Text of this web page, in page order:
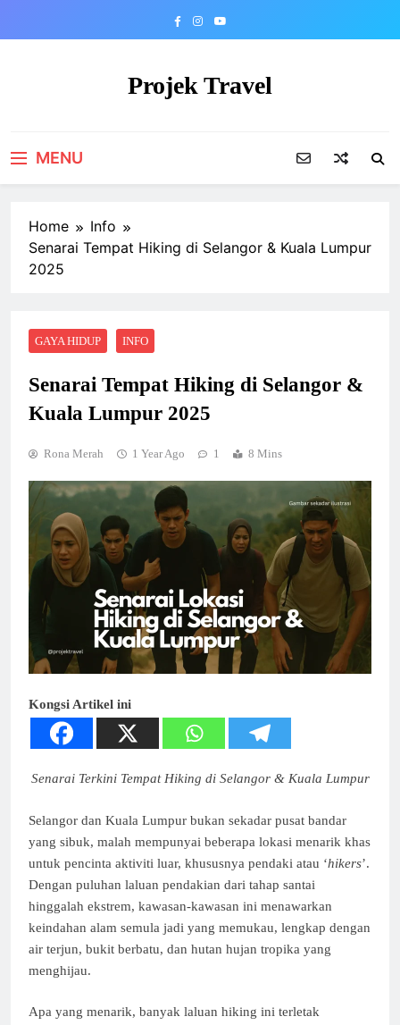
Projek Travel
MENU
Home
Info
Senarai Tempat Hiking di Selangor & Kuala Lumpur
2025
GAYA HIDUP INFO
Senarai Tempat Hiking di Selangor &
Kuala Lumpur 2025
Rona Merah 1 Year Ago 1 8 Mins
Kongsi Artikel ini
Senarai Terkini Tempat Hiking di Selangor & Kuala Lumpur
Selangor dan Kuala Lumpur bukan sekadar pusat bandar
yang sibuk, malah mempunyai beberapa lokasi menarik khas
untuk pencinta aktiviti luar, khususnya pendaki atau ‘hikers’.
Dengan puluhan laluan pendakian dari tahap santai
hinggalah ekstrem, kawasan-kawasan ini menawarkan
keindahan alam semula jadi yang memukau, lengkap dengan
air terjun, bukit berbatu, dan hutan hujan tropika yang
menghijau.
Apa yang menarik, banyak laluan hiking ini terletak